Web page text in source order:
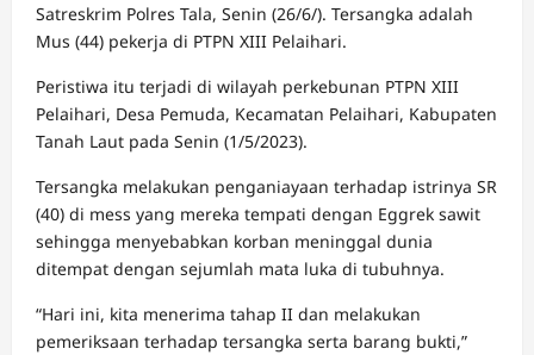
Satreskrim Polres Tala, Senin (26/6/). Tersangka adalah
Mus (44) pekerja di PTPN XIII Pelaihari.
Peristiwa itu terjadi di wilayah perkebunan PTPN XIII
Pelaihari, Desa Pemuda, Kecamatan Pelaihari, Kabupaten
Tanah Laut pada Senin (1/5/2023).
Tersangka melakukan penganiayaan terhadap istrinya SR
(40) di mess yang mereka tempati dengan Eggrek sawit
sehingga menyebabkan korban meninggal dunia
ditempat dengan sejumlah mata luka di tubuhnya.
“Hari ini, kita menerima tahap II dan melakukan
pemeriksaan terhadap tersangka serta barang bukti,”